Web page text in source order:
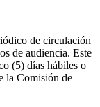
de circulación
de audiencia. Este
(5) días hábiles o
la Comisión de